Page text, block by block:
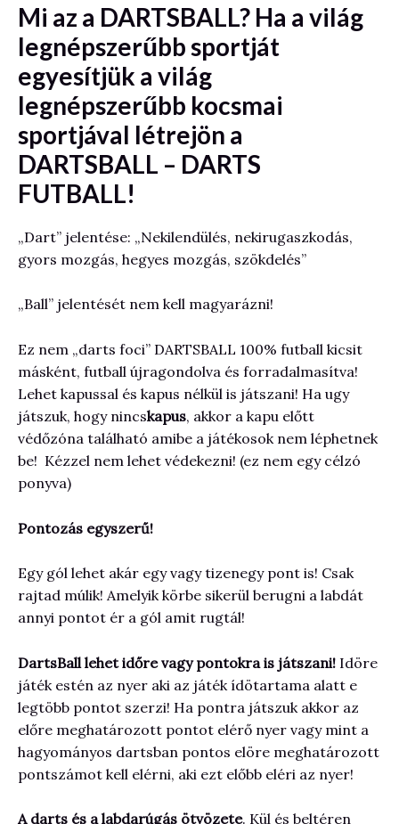
Mi az a DARTSBALL? Ha a világ
legnépszerűbb sportját
egyesítjük a világ
legnépszerűbb kocsmai
sportjával létrejön a
DARTSBALL – DARTS
FUTBALL!
„Dart” jelentése: „Nekilendülés, nekirugaszkodás,
gyors mozgás, hegyes mozgás, szökdelés”
„Ball” jelentését nem kell magyarázni!
Ez nem „darts foci” DARTSBALL 100% futball kicsit
másként, futball újragondolva és forradalmasítva!
Lehet kapussal és kapus nélkül is játszani! Ha ugy
játszuk, hogy nincskapus, akkor a kapu előtt
védőzóna található amibe a játékosok nem léphetnek
be! Kézzel nem lehet védekezni! (ez nem egy célzó
ponyva)
Pontozás egyszerű!
Egy gól lehet akár egy vagy tizenegy pont is! Csak
rajtad múlik! Amelyik körbe sikerül berugni a labdát
annyi pontot ér a gól amit rugtál!
DartsBall lehet időre vagy pontokra is játszani! Idöre
játék estén az nyer aki az játék ídötartama alatt e
legtöbb pontot szerzi! Ha pontra játszuk akkor az
előre meghatározott pontot elérő nyer vagy mint a
hagyományos dartsban pontos elöre meghatározott
pontszámot kell elérni, aki ezt előbb eléri az nyer!
A darts és a labdarúgás ötvözete. Kül és beltéren